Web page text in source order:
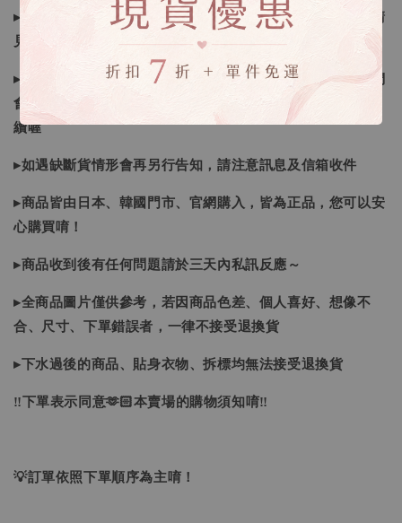
▸所有商品皆以日本、韓國售完為止，如下單後遇缺貨情形請
見諒
▸因日本商品貨況和價格是浮動的，若遇到缺貨或者調價我們
會視情況等待下單，若您想要知道即時貨況還請主動聯繫後
續喔
▸如遇缺斷貨情形會再另行告知，請注意訊息及信箱收件
▸商品皆由日本、韓國門市、官網購入，皆為正品，您可以安
心購買唷！
▸商品收到後有任何問題請於三天內私訊反應～
▸全商品圖片僅供參考，若因商品色差、個人喜好、想像不
合、尺寸、下單錯誤者，一律不接受退換貨
▸下水過後的商品、貼身衣物、拆標均無法接受退換貨
‼下單表示同意🫶🏻本賣場的購物須知唷‼
💡訂單依照下單順序為主唷！